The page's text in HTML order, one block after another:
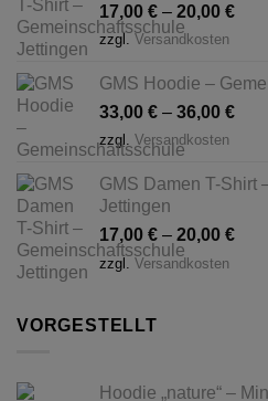
17,00 € – 20,00 €
zzgl. Versandkosten
GMS Hoodie –
33,00 € – 36,00 €
zzgl. Versandkosten
GMS Damen T-Shirt
Jettingen
17,00 € – 20,00 €
zzgl. Versandkosten
VORGESTELLT
Hoodie „nature“ –